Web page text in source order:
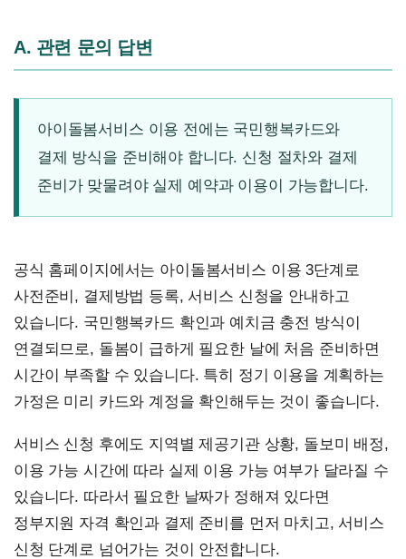
A. 관련 문의 답변
아이돌봄서비스 이용 전에는 국민행복카드와
결제 방식을 준비해야 합니다. 신청 절차와 결제
준비가 맞물려야 실제 예약과 이용이 가능합니다.
공식 홈페이지에서는 아이돌봄서비스 이용 3단계로
사전준비, 결제방법 등록, 서비스 신청을 안내하고
있습니다. 국민행복카드 확인과 예치금 충전 방식이
연결되므로, 돌봄이 급하게 필요한 날에 처음 준비하면
시간이 부족할 수 있습니다. 특히 정기 이용을 계획하는
가정은 미리 카드와 계정을 확인해두는 것이 좋습니다.
서비스 신청 후에도 지역별 제공기관 상황, 돌보미 배정,
이용 가능 시간에 따라 실제 이용 가능 여부가 달라질 수
있습니다. 따라서 필요한 날짜가 정해져 있다면
정부지원 자격 확인과 결제 준비를 먼저 마치고, 서비스
신청 단계로 넘어가는 것이 안전합니다.